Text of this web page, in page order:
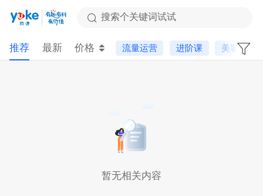
搜索个关键词试试
推荐 最新 价格 流量运营 进阶课 美客多
暂无相关内容